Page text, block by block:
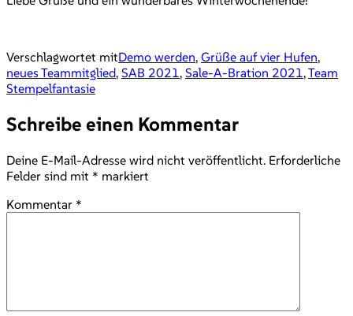
Verschlagwortet mitDemo werden, Grüße auf vier Hufen,
neues Teammitglied, SAB 2021, Sale-A-Bration 2021,Team
Stempelfantasie
Schreibe einen Kommentar
Deine E-Mail-Adresse wird nicht veröffentlicht. Erforderliche
Felder sind mit * markiert
Kommentar *